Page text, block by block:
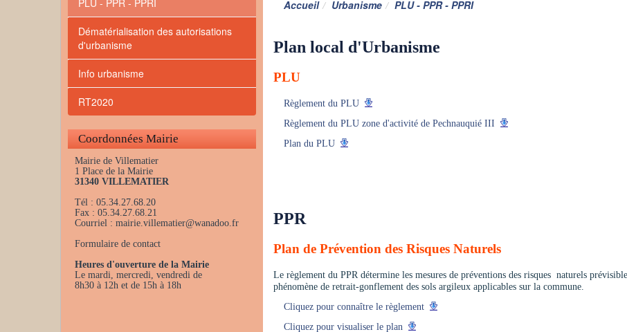
Accueil Urbanisme PLU - PPR - PPRI
Plan local d'Urbanisme
PLU
Règlement du PLU
Règlement du PLU zone d'activité de Pechnauquié III
Plan du PLU
PPR
Plan de Prévention des Risques Naturels
Le règlement du PPR détermine les mesures de préventions des risques naturels
phénomène de retrait-gonflement des sols argileux applicables sur la commune.
Cliquez pour connaître le règlement
Cliquez pour visualiser le plan
PLU - PPR - PPRI
Dématérialisation des autorisations
d'urbanisme
Info urbanisme
RT2020
Coordonnées Mairie
Mairie de Villematier
1 Place de la Mairie
31340 VILLEMATIER
Tél : 05.34.27.68.20
Fax : 05.34.27.68.21
Courriel : mairie.villematier@wanadoo.fr
Formulaire de contact
Heures d'ouverture de la Mairie
Le mardi, mercredi, vendredi de
8h30 à 12h et de 15h à 18h